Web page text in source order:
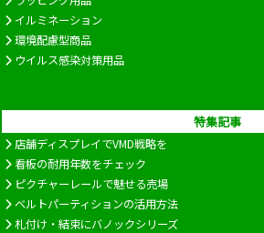
イルミネーション
環境配慮型商品
ウイルス感染対策用品
特集記事
店舗ディスプレイでVMD戦略を
看板の耐用年数をチェック
ピクチャーレールで魅せる売場
ベルトパーティションの活用方法
札付け・結束にバノックシリーズ